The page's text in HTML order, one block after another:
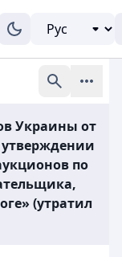
Украины от
утверждении
по
(утратил